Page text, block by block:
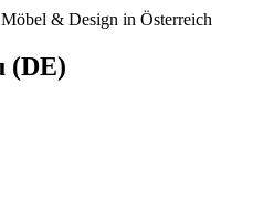
& Design in Österreich
(DE)